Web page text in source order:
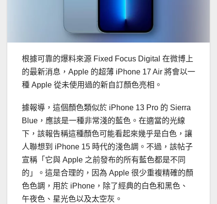
根據可靠的爆料來源 Fixed Focus Digital 在微博上
的最新消息，Apple 的超薄 iPhone 17 Air 將會以一
種 Apple 從未使用過的新自訂顏色亮相。
據報導，這個顏色類似於 iPhone 13 Pro 的 Sierra
Blue，應該是一種非常淺的藍色。在適當的光線
下，該報告稱這種顏色可能看起來幾乎是白色，讓
人聯想到 iPhone 15 時代的淺色調。不過，該帖子
宣稱「它與 Apple 之前發布的所有藍色都是不同
的」。這是合理的，因為 Apple 很少重複精確的顏
色色調，用於 iPhone，除了經典的白色和黑色、
午夜色、星光色以及太空灰。